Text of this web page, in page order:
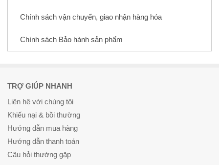
Chính sách vận chuyển, giao nhận hàng hóa
Chính sách Bảo hành sản phẩm
TRỢ GIÚP NHANH
Liên hệ với chúng tôi
Khiếu nại & bồi thường
Hướng dẫn mua hàng
Hướng dẫn thanh toán
Câu hỏi thường gặp